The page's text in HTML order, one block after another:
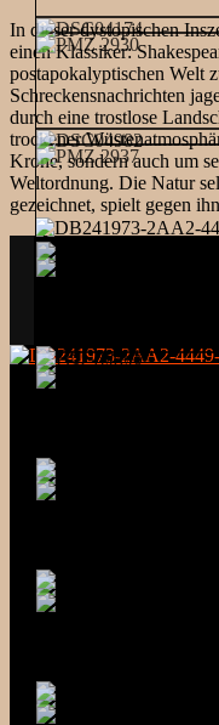
In dieser dystopischen
einen Klassiker:
postapokalyptischen Welt
Schreckensnachrichten
durch eine trostlose
trockener
Krone, sondern auch um
Weltordnung. Die Natur
gezeichnet, spielt gegen